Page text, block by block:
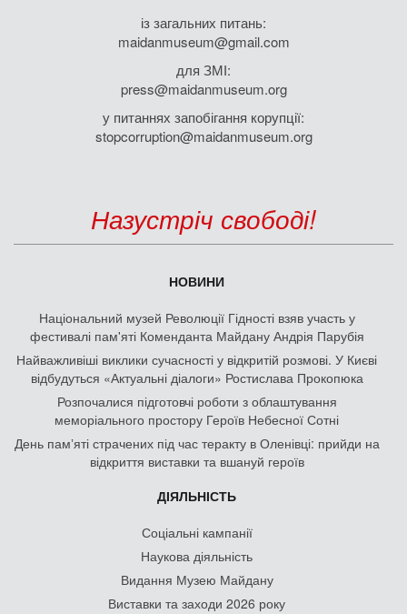
із загальних питань:
maidanmuseum@gmail.com
для ЗМІ:
press@maidanmuseum.org
у питаннях запобігання корупції:
stopcorruption@maidanmuseum.org
Назустріч свободі!
НОВИНИ
Національний музей Революції Гідності взяв участь у
фестивалі пам'яті Коменданта Майдану Андрія Парубія
Найважливіші виклики сучасності у відкритій розмові. У Києві
відбудуться «Актуальні діалоги» Ростислава Прокопюка
Розпочалися підготовчі роботи з облаштування
меморіального простору Героїв Небесної Сотні
День памʼяті страчених під час теракту в Оленівці: прийди на
відкриття виставки та вшануй героїв
ДІЯЛЬНІСТЬ
Соціальні кампанії
Наукова діяльність
Видання Музею Майдану
Виставки та заходи 2026 року